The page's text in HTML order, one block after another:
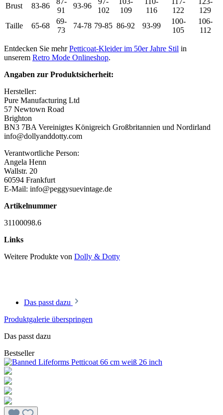
Brust
83-86
91
93-96
102
109
116
122
129
Taille
65-68
69-
73
74-78 79-85 86-92 93-99
100-
105
106-
112
Entdecken Sie mehrPetticoat-Kleider im 50er Jahre Stil in
unserem Retro Mode Onlineshop.
Angaben zur Produktsicherheit:
Hersteller:
Pure Manufacturing Ltd
57 Newtown Road
Brighton
BN3 7BA Vereinigtes Königreich Großbritannien und Nordirland
info@dollyanddotty.com
Verantwortliche Person:
Angela Henn
Wallstr. 20
60594 Frankfurt
E-Mail: info@peggysuevintage.de
Artikelnummer
31100098.6
Links
Weitere Produkte von Dolly & Dotty
Das passt dazu
Produktgalerie überspringen
Das passt dazu
Bestseller